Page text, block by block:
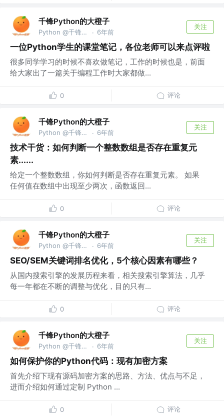
千锋Python的大橙子
Python @千锋教育部 · 6年前
关注
一位Python学生的课堂笔记，各位老师可以来点评啦
很多同学学习的时候不喜欢做笔记，工作的时候也是，前面
给大家出了一篇关于编程工作时大家都做...
0 评论
千锋Python的大橙子
Python @千锋教育部 · 6年前
关注
技术干货：如何判断一个整数数组是否存在重复元
素......
给定一个整数数组，你如何判断是否存在重复元素。 如果
任何值在数组中出现至少两次，函数返回...
0 评论
千锋Python的大橙子
Python @千锋教育部 · 6年前
关注
SEO/SEM关键词排名优化，5个核心因素有哪些？
从国内搜索引擎的发展历程来看，相关搜索引擎算法，几乎
每一年都在不断的调整与优化，目的只有...
0 评论
千锋Python的大橙子
Python @千锋教育部 · 6年前
关注
如何保护你的Python代码：现有加密方案
首先介绍下现有源码加密方案的思路、方法、优点与不足，
进而介绍如何通过定制 Python ...
0 评论